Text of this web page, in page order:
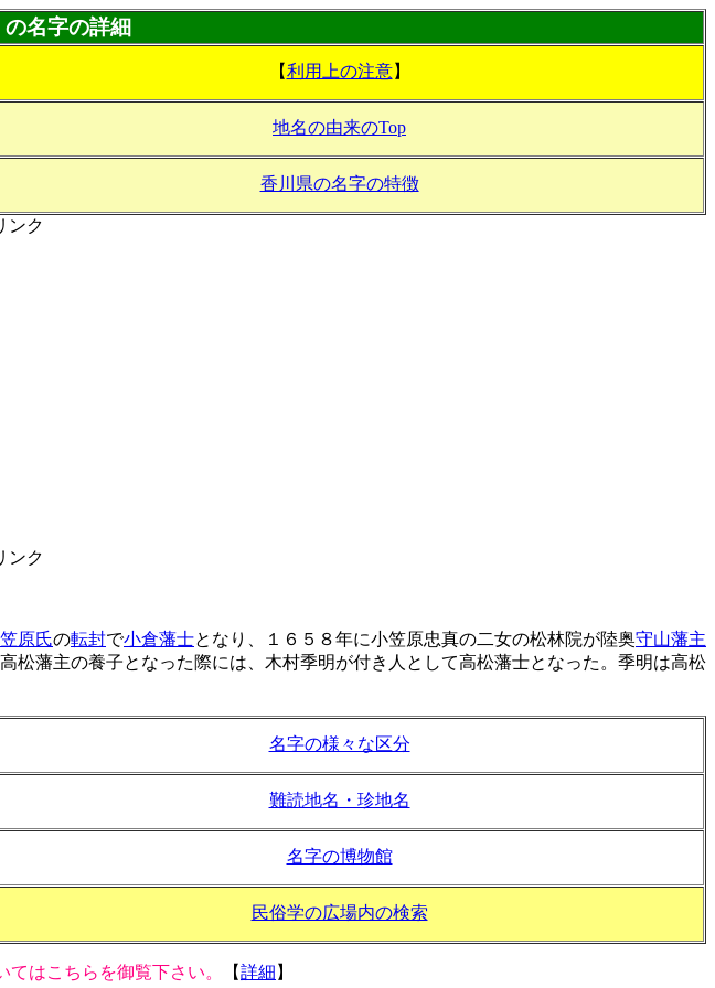
名字の詳細
【利用上の注意】
地名の由来のTop
香川県の名字の特徴
ンク
ンク
原氏の転封で小倉藩士となり、１６５８年に小笠原忠真の二女の松林院が陸奥守山藩主
藩主の養子となった際には、木村季明が付き人として高松藩士となった。季明は高松
名字の様々な区分
難読地名・珍地名
名字の博物館
民俗学の広場内の検索
はこちらを御覧下さい。 【詳細 】